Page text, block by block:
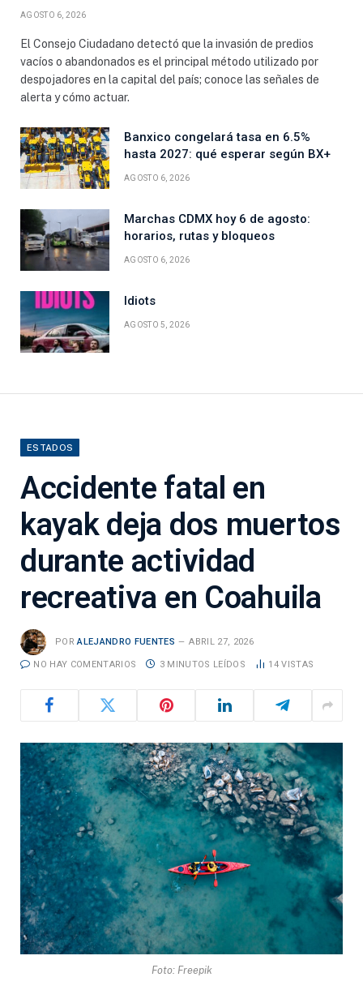
AGOSTO 6, 2026
El Consejo Ciudadano detectó que la invasión de predios
vacíos o abandonados es el principal método utilizado por
despojadores en la capital del país; conoce las señales de
alerta y cómo actuar.
Banxico congelará tasa en 6.5%
hasta 2027: qué esperar según BX+
AGOSTO 6, 2026
Marchas CDMX hoy 6 de agosto:
horarios, rutas y bloqueos
AGOSTO 6, 2026
Idiots
AGOSTO 5, 2026
ESTADOS
Accidente fatal en
kayak deja dos muertos
durante actividad
recreativa en Coahuila
POR ALEJANDRO FUENTES ABRIL 27, 2026
NO HAY COMENTARIOS 3 MINUTOS LEÍDOS 14VISTAS
Foto: Freepik